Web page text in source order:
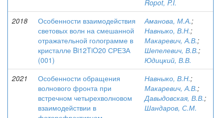
Ropot, P.I.
2018
Особенности взаимодействия
световых волн на смешанной
отражательной голограмме в
кристалле Bi12TiO20 СРЕЗА
(001)
Аманова, М.А.;
Навныко, В.Н.;
Макаревич, А.В.;
Шепелевич, В.В.;
Юдицкий, В.В.
2021
Особенности обращения
волнового фронта при
встречном четырехволновом
взаимодействии в
Навныко, В.Н.;
Макаревич, А.В.;
Давыдовская, В.В.;
Шандаров, С.М.